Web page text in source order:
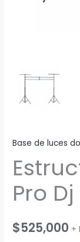
Base de luces
Pro
$525,000 +